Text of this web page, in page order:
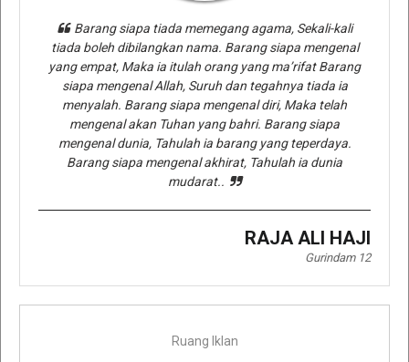
Barang siapa tiada memegang agama, Sekali-kali
tiada boleh dibilangkan nama. Barang siapa mengenal
yang empat, Maka ia itulah orang yang ma’rifat Barang
siapa mengenal Allah, Suruh dan tegahnya tiada ia
menyalah. Barang siapa mengenal diri, Maka telah
mengenal akan Tuhan yang bahri. Barang siapa
mengenal dunia, Tahulah ia barang yang teperdaya.
Barang siapa mengenal akhirat, Tahulah ia dunia
mudarat..
RAJA ALI HAJI
Gurindam 12
Ruang Iklan